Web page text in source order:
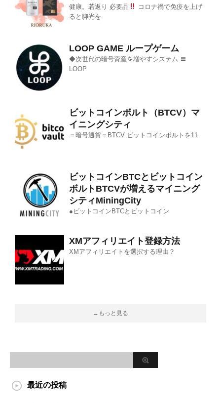
健康。若返り 必要品
コロナ禍で免疫を上げ
ると脚光を
LOOP GAME ループゲーム
◆次世代の暗号資産を増やすシステム 〓
LOOP
ビットコインボルト（BTCV）マ
イニングシティ
＝暗号通貨＝BTCV ビットコインボルトを11
ビットコインBTCとビットコイン
ボルトBTCVが増えるマイニング
シティMiningCity
●ビットコインBTCとビットコイン
XMアフィリエイト登録方法
XMアフィリエイトを選択する理由？
→もっと見る
最近の投稿